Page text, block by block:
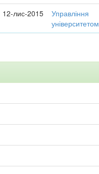
12-лис-2015
Управління
університетом